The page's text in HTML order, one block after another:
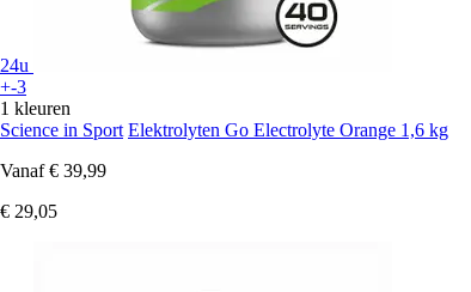
24u
+-3
1 kleuren
Science in Sport Elektrolyten Go Electrolyte Orange 1,6 kg
Vanaf € 39,99
€ 29,05